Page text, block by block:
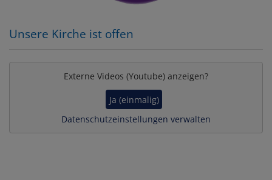
Unsere Kirche ist offen
Externe Videos (Youtube) anzeigen?
Ja (einmalig)
Datenschutzeinstellungen verwalten